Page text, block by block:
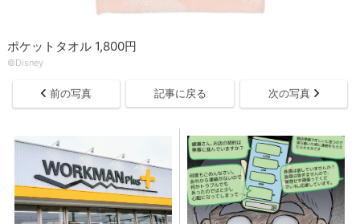
ポケットタオル 1,800円
©Disney
前の写真 記事に戻る 次の写真